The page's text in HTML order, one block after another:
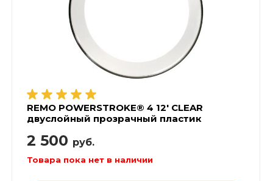
REMO POWERSTROKE® 4 12' CLEAR
двуслойный прозрачный пластик
2 500 руб.
Товара пока нет в наличии